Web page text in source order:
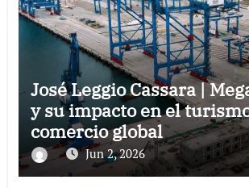
José Leggio Cassara |
y su impacto en el
comercio global
Jun 2, 2026